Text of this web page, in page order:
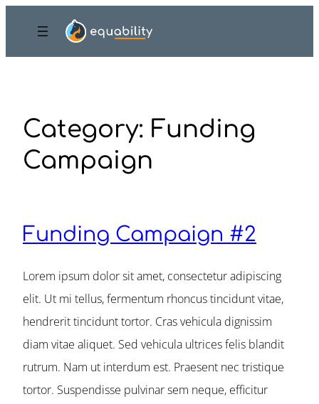
content
Category: Funding
Campaign
Funding Campaign #2
Lorem ipsum dolor sit amet, consectetur adipiscing
elit. Ut mi tellus, fermentum rhoncus tincidunt vitae,
hendrerit tincidunt tortor. Cras vehicula dignissim
diam vitae aliquet. Sed vehicula ultrices felis blandit
rutrum. Nam ut interdum est. Praesent nec tristique
tortor. Suspendisse pulvinar sem neque, efficitur